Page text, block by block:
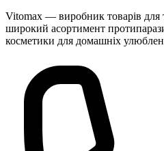
Vitomax — виробник товарів
широкий асортимент
косметики для домашніх